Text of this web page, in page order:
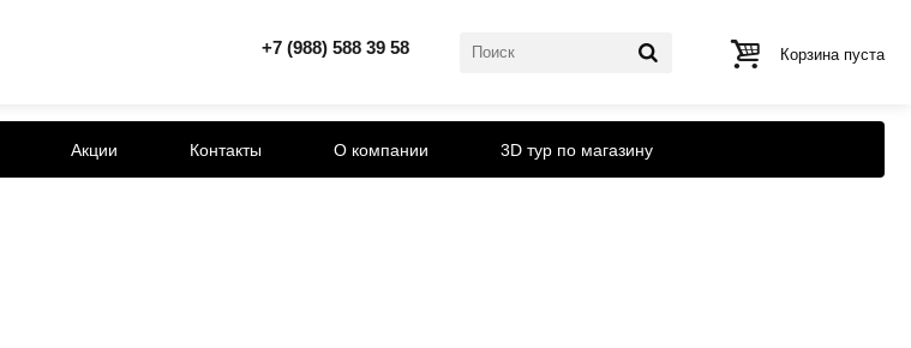
Корзина пуста
+7 (988) 588 39 58
Акции Контакты О компании 3D тур по магазину